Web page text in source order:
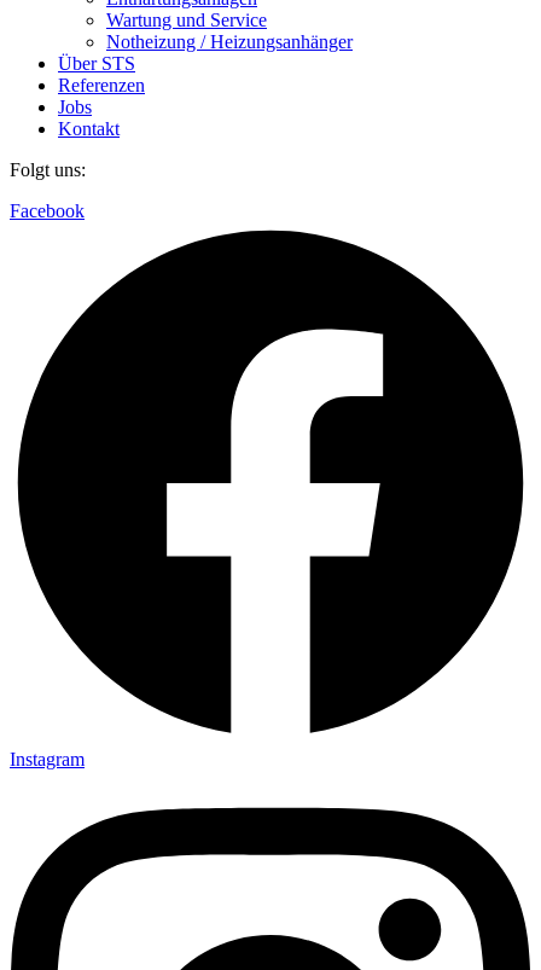
Wartung und Service
Notheizung / Heizungsanhänger
Über STS
Referenzen
Jobs
Kontakt
Folgt uns:
Facebook
Instagram